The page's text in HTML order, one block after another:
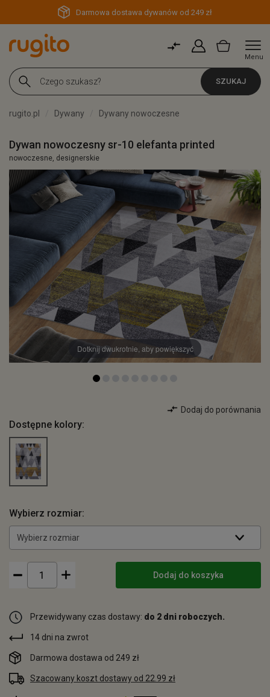
Darmowa dostawa dywanów od 249 zł
Menu
SZUKAJ
rugito.pl Dywany Dywany nowoczesne
Dywan nowoczesny sr-10 elefanta printed
nowoczesne, designerskie
Dotknij dwukrotnie, aby powiększyć
Dodaj do porównania
Dostępne kolory:
Wybierz rozmiar:
Wybierz rozmiar
Dodaj do koszyka
Przewidywany czas dostawy: do 2 dni roboczych.
14 dni na zwrot
Darmowa dostawa od 249 zł
Szacowany koszt dostawy od 22.99 zł